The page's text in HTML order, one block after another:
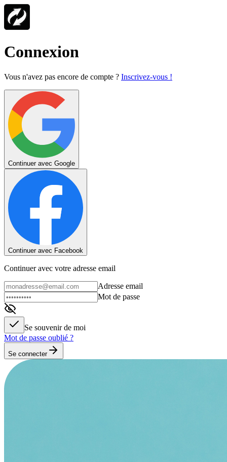
Connexion
Vous n'avez pas encore de compte ? Inscrivez-vous !
Continuer avec Google
Continuer avec Facebook
Continuer avec votre adresse email
Adresse email
Mot de passe
Se souvenir de moi
Mot de passe oublié ?
Se connecter